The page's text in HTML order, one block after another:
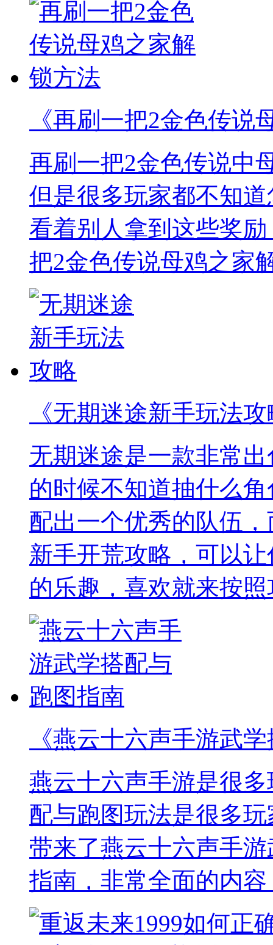
《再刷一把2金色传说
再刷一把2金色传说中
但是很多玩家都不知
看着别人拿到这些奖
把2金色传说母鸡之家
《无期迷途新手玩法
无期迷途是一款非常
的时候不知道抽什么
配出一个优秀的队伍
新手开荒攻略，可以
的乐趣，喜欢就来按
《燕云十六声手游武
燕云十六声手游是很
配与跑图玩法是很多
带来了燕云十六声手
指南，非常全面的内